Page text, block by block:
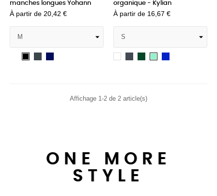
manches longues Yohann
À partir de 20,42 €
organique - Kylian
À partir de 16,67 €
Affichage 1-2 de 2 article(s)
ONE MORE
STYLE